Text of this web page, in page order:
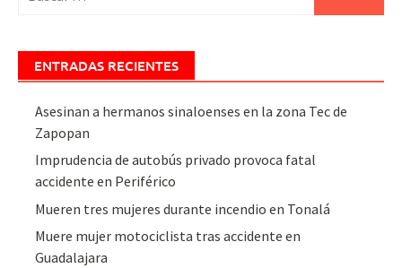
ENTRADAS RECIENTES
Asesinan a hermanos sinaloenses en la zona Tec de
Zapopan
Imprudencia de autobús privado provoca fatal
accidente en Periférico
Mueren tres mujeres durante incendio en Tonalá
Muere mujer motociclista tras accidente en
Guadalajara